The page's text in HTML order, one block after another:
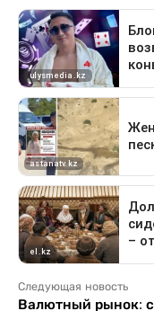
Следующая новость
Валютный рынок: